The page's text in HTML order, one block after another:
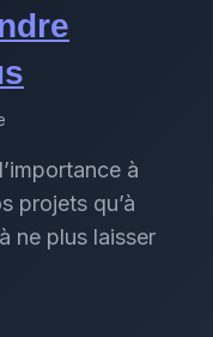
à
projets qu’à
ne plus laisser